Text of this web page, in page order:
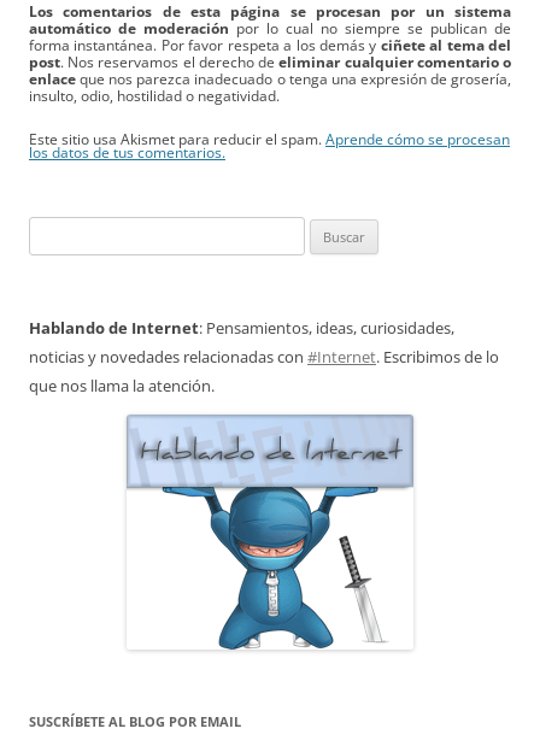
Los comentarios de esta página se procesan por un sistema
automático de moderación por lo cual no siempre se publican de
forma instantánea. Por favor respeta a los demás y ciñete al tema del
post. Nos reservamos el derecho deeliminar cualquier comentario o
enlace que nos parezca inadecuado o tenga una expresión de grosería,
insulto, odio, hostilidad o negatividad.
Este sitio usa Akismet para reducir el spam. Aprende cómo se procesan
los datos de tus comentarios.
Hablando de Internet: Pensamientos, ideas, curiosidades,
noticias y novedades relacionadas con #Internet. Escribimos de lo
que nos llama la atención.
SUSCRÍBETE AL BLOG POR EMAIL